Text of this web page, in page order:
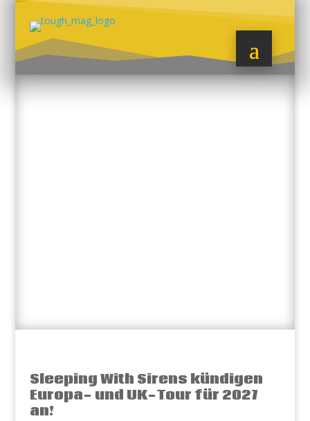
Sleeping With Sirens kündigen
Europa- und UK-Tour für 2027
an!